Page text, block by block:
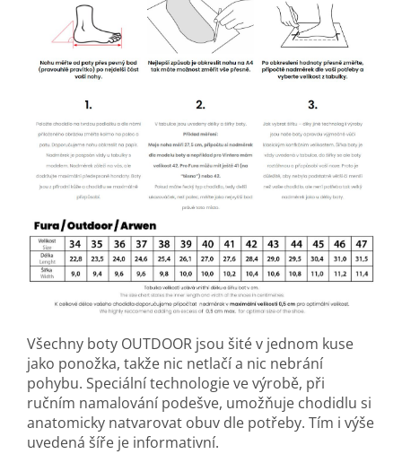
Všechny boty OUTDOOR jsou šité v jednom kuse
jako ponožka, takže nic netlačí a nic nebrání
pohybu. Speciální technologie ve výrobě, při
ručním namalování podešve, umožňuje chodidlu si
anatomicky natvarovat obuv dle potřeby. Tím i výše
uvedená šíře je informativní.